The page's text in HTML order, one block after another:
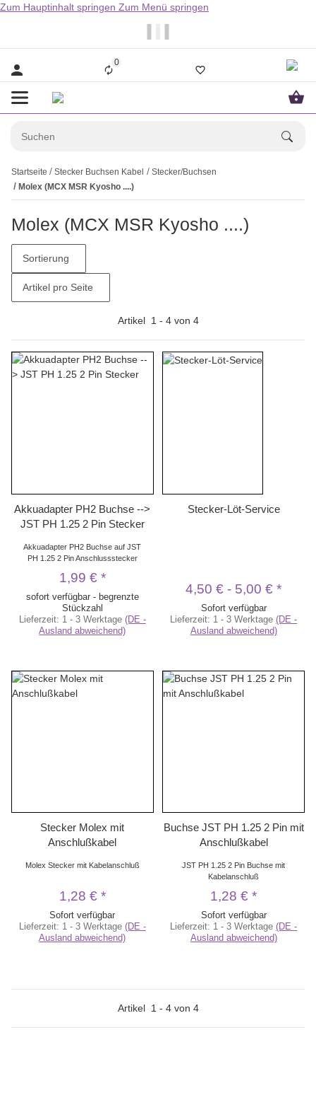
Zum Hauptinhalt springen Zum Menü springen
Bestellungen bis 14.00Uhr werden
0
Startseite Stecker Buchsen Kabel
Stecker/Buchsen
Molex (MCX MSR Kyosho ....)
Molex (MCX MSR Kyosho ....)
Sortierung
Artikel pro Seite
Artikel 1 - 4von 4
Akkuadapter PH2 Buchse -->
JST PH 1.25 2 Pin Stecker
Akkuadapter PH2 Buchse auf JST
PH 1.25 2 Pin Anschlussstecker
1,99 € *
sofort verfügbar - begrenzte
Stückzahl
Lieferzeit: 1 - 3 Werktage (DE -
Ausland abweichend)
Stecker-Löt-Service
4,50 € - 5,00 €*
Sofort verfügbar
Lieferzeit: 1 - 3 Werktage(DE -
Ausland abweichend)
Stecker Molex mit
Anschlußkabel
Molex Stecker mit Kabelanschluß
1,28 € *
Sofort verfügbar
Lieferzeit: 1 - 3 Werktage (DE -
Ausland abweichend)
Buchse JST PH 1.25 2 Pin mit
Anschlußkabel
JST PH 1.25 2 Pin Buchse mit
Kabelanschluß
1,28 €*
Sofort verfügbar
Lieferzeit: 1 - 3 Werktage(DE -
Ausland abweichend)
Artikel 1 - 4von 4